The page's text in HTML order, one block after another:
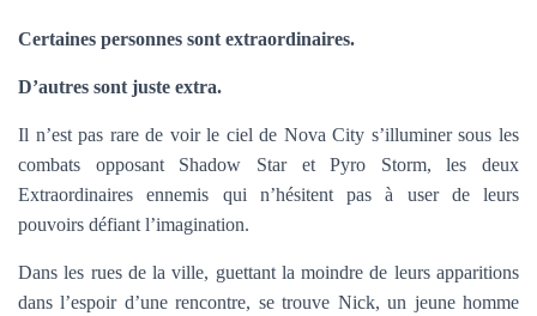
Certaines personnes sont extraordinaires.
D’autres sont juste extra.
Il n’est pas rare de voir le ciel de Nova City s’illuminer sous les
combats opposant Shadow Star et Pyro Storm, les deux
Extraordinaires ennemis qui n’hésitent pas à user de leurs
pouvoirs défiant l’imagination.
Dans les rues de la ville, guettant la moindre de leurs apparitions
dans l’espoir d’une rencontre, se trouve Nick, un jeune homme